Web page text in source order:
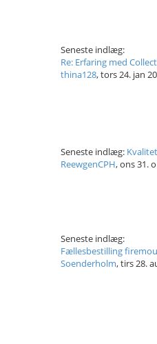
Seneste indlæg:
Re: Erfaring med
thina128,tors 24. jan
Seneste indlæg:
ReewgenCPH,ons 31.
Seneste indlæg:
Fællesbestilling
Soenderholm,tirs 28.